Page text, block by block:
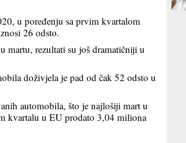
u poređenju sa prvim kvartalom
26 odsto.
martu, rezultati su još dramatičniji u
doživjela je pad od čak 52 odsto u
automobila, što je najlošiji mart u
kvartalu u EU prodato 3,04 miliona